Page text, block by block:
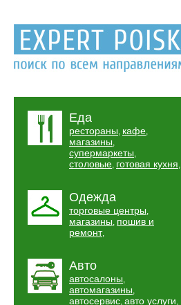
Еда
рестораны, кафе,
магазины,
супермаркеты,
столовые, готовая кухня,
Одежда
торговые центры,
магазины, пошив и
ремонт,
Авто
автосалоны,
автомагазины,
автосервис, авто услуги,